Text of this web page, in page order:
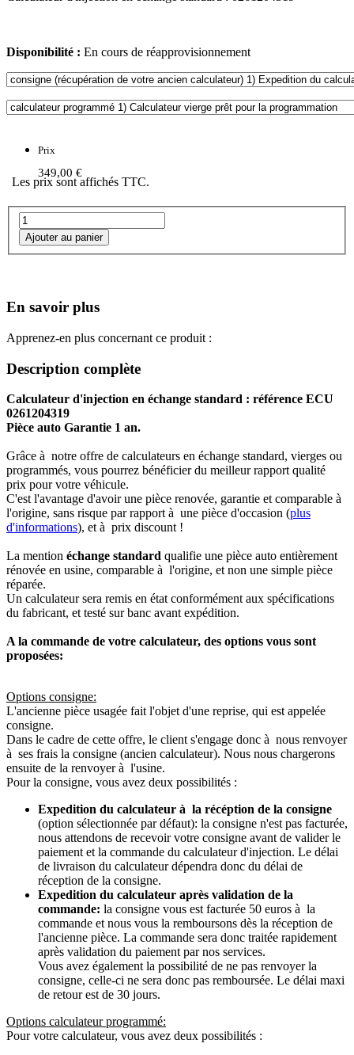
Disponibilité : En cours de réapprovisionnement
Prix
349,00 €
Les prix sont affichés TTC.
En savoir plus
Apprenez-en plus concernant ce produit :
Description complète
Calculateur d'injection en échange standard : référence ECU
0261204319
Pièce auto Garantie 1 an.
Grâce à notre offre de calculateurs en échange standard, vierges ou
programmés, vous pourrez bénéficier du meilleur rapport qualité
prix pour votre véhicule.
C'est l'avantage d'avoir une pièce renovée, garantie et comparable à
l'origine, sans risque par rapport à une pièce d'occasion (plus
d'informations), et à prix discount !
La mention échange standard qualifie une pièce auto entièrement
rénovée en usine, comparable à l'origine, et non une simple pièce
réparée.
Un calculateur sera remis en état conformément aux spécifications
du fabricant, et testé sur banc avant expédition.
A la commande de votre calculateur, des options vous sont
proposées:
Options consigne:
L'ancienne pièce usagée fait l'objet d'une reprise, qui est appelée
consigne.
Dans le cadre de cette offre, le client s'engage donc à nous renvoyer
à ses frais la consigne (ancien calculateur). Nous nous chargerons
ensuite de la renvoyer à l'usine.
Pour la consigne, vous avez deux possibilités :
Expedition du calculateur à la récéption de la consigne
(option sélectionnée par défaut): la consigne n'est pas facturée,
nous attendons de recevoir votre consigne avant de valider le
paiement et la commande du calculateur d'injection. Le délai
de livraison du calculateur dépendra donc du délai de
réception de la consigne.
Expedition du calculateur après validation de la
commande: la consigne vous est facturée 50 euros à la
commande et nous vous la remboursons dès la réception de
l'ancienne pièce. La commande sera donc traitée rapidement
après validation du paiement par nos services.
Vous avez également la possibilité de ne pas renvoyer la
consigne, celle-ci ne sera donc pas remboursée. Le délai maxi
de retour est de 30 jours.
Options calculateur programmé:
Pour votre calculateur, vous avez deux possibilités :